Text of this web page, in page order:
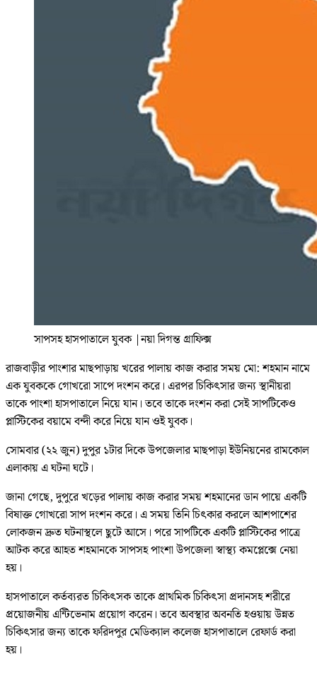
সাপসহ হাসপাতালে যুবক |নয়া দিগন্ত গ্রাফিক্স
রাজবাড়ীর পাংশার মাছপাড়ায় খরের পালায় কাজ করার সময় মো: শহমান নামে
এক যুবককে গোখরো সাপে দংশন করে। এরপর চিকিৎসার জন্য স্থানীয়রা
তাকে পাংশা হাসপাতালে নিয়ে যান। তবে তাকে দংশন করা সেই সাপটিকেও
প্লাস্টিকের বয়ামে বন্দী করে নিয়ে যান ওই যুবক।
সোমবার (২২ জুন) দুপুর ১টার দিকে উপজেলার মাছপাড়া ইউনিয়নের রামকোল
এলাকায় এ ঘটনা ঘটে।
জানা গেছে, দুপুরে খড়ের পালায় কাজ করার সময় শহমানের ডান পায়ে একটি
বিষাক্ত গোখরো সাপ দংশন করে। এ সময় তিনি চিৎকার করলে আশপাশের
লোকজন দ্রুত ঘটনাস্থলে ছুটে আসে। পরে সাপটিকে একটি প্লাস্টিকের পাত্রে
আটক করে আহত শহমানকে সাপসহ পাংশা উপজেলা স্বাস্থ্য কমপ্লেক্সে নেয়া
হয়।
হাসপাতালে কর্তব্যরত চিকিৎসক তাকে প্রাথমিক চিকিৎসা প্রদানসহ শরীরে
প্রয়োজনীয় এন্টিভেনাম প্রয়োগ করেন। তবে অবস্থার অবনতি হওয়ায় উন্নত
চিকিৎসার জন্য তাকে ফরিদপুর মেডিক্যাল কলেজ হাসপাতালে রেফার্ড করা
হয়।